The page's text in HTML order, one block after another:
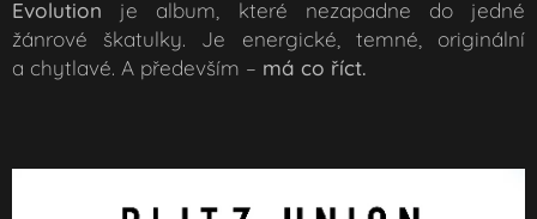
Evolution je album, které nezapadne do jedné
žánrové škatulky. Je energické, temné, originální
a chytlavé. A především – má co říct.